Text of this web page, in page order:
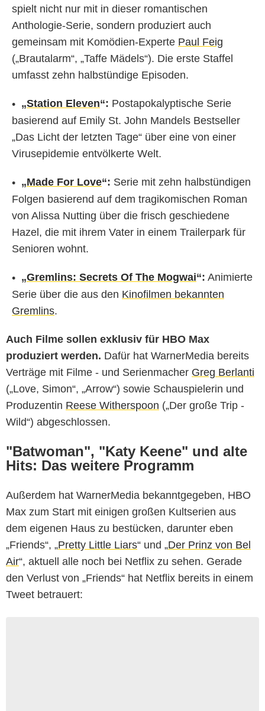
spielt nicht nur mit in dieser romantischen
Anthologie-Serie, sondern produziert auch
gemeinsam mit Komödien-Experte Paul Feig
(„Brautalarm“, „Taffe Mädels“). Die erste Staffel
umfasst zehn halbstündige Episoden.
„Station Eleven“: Postapokalyptische Serie
basierend auf Emily St. John Mandels Bestseller
„Das Licht der letzten Tage“ über eine von einer
Virusepidemie entvölkerte Welt.
„Made For Love“: Serie mit zehn halbstündigen
Folgen basierend auf dem tragikomischen Roman
von Alissa Nutting über die frisch geschiedene
Hazel, die mit ihrem Vater in einem Trailerpark für
Senioren wohnt.
„Gremlins: Secrets Of The Mogwai“: Animierte
Serie über die aus den Kinofilmen bekannten
Gremlins.
Auch Filme sollen exklusiv für HBO Max
produziert werden. Dafür hat WarnerMedia bereits
Verträge mit Filme - und Serienmacher Greg Berlanti
(„Love, Simon“, „Arrow“) sowie Schauspielerin und
Produzentin Reese Witherspoon („Der große Trip -
Wild“) abgeschlossen.
"Batwoman", "Katy Keene" und alte
Hits: Das weitere Programm
Außerdem hat WarnerMedia bekanntgegeben, HBO
Max zum Start mit einigen großen Kultserien aus
dem eigenen Haus zu bestücken, darunter eben
„Friends“, „Pretty Little Liars“ und „Der Prinz von Bel
Air“, aktuell alle noch bei Netflix zu sehen. Gerade
den Verlust von „Friends“ hat Netflix bereits in einem
Tweet betrauert: